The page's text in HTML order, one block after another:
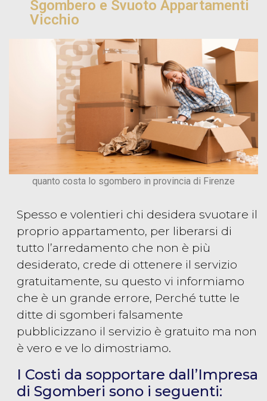
Sgombero e Svuoto Appartamenti
Vicchio
quanto costa lo sgombero in provincia di Firenze
Spesso e volentieri chi desidera svuotare il
proprio appartamento, per liberarsi di
tutto l’arredamento che non è più
desiderato, crede di ottenere il servizio
gratuitamente, su questo vi informiamo
che è un grande errore, Perché tutte le
ditte di sgomberi falsamente
pubblicizzano il servizio è gratuito ma non
è vero e ve lo dimostriamo.
I Costi da sopportare dall’Impresa
di Sgomberi sono i seguenti: